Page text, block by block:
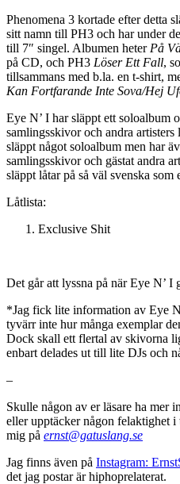
Phenomena 3 kortade efter detta
sitt namn till PH3 och har under
till 7″ singel. Albumen heter På
på CD, och PH3 Löser Ett Fall,
tillsammans med b.la. en t-shirt,
Kan Fortfarande Inte Sova/Hej
Eye N’ I har släppt ett soloalbum
samlingsskivor och andra
släppt något soloalbum men har
samlingsskivor och gästat andra
släppt låtar på så väl svenska som
Låtlista:
Exclusive Shit
Det går att lyssna på när Eye N’ I
*Jag fick lite information av Eye
tyvärr inte hur många exemplar
Dock skall ett flertal av skivorna
enbart delades ut till lite DJs och
–
Skulle någon av er läsare ha mer
eller upptäcker någon felaktighet i
mig på ernst@gatuslang.se
Jag finns även på Instagram:
det jag postar är hiphoprelaterat.